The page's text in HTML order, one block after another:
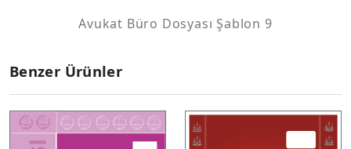
Avukat Büro Dosyası Şablon 9
Benzer Ürünler